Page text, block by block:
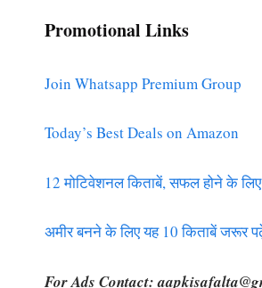
Promotional Links
Join Whatsapp Premium Group
Today’s Best Deals on Amazon
12 मोटिवेशनल किताबें, सफल होने के
अमीर बनने के लिए यह 10 किताबें जरूर
For Ads Contact: